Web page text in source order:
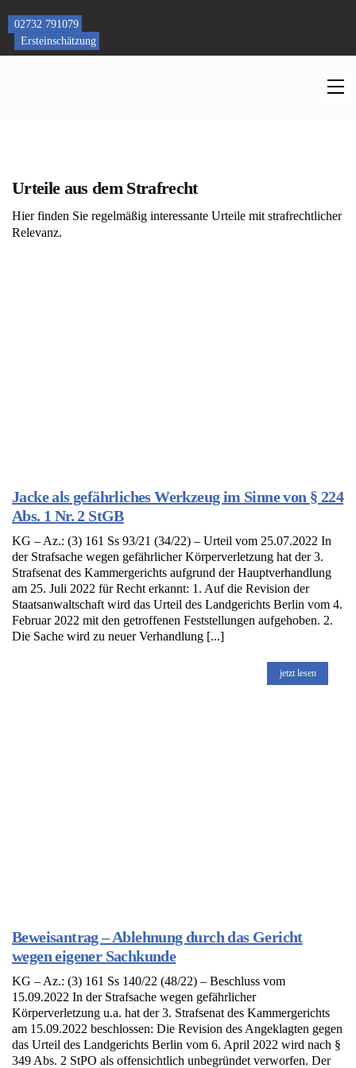
content
02732 791079
Ersteinschätzung
Urteile aus dem Strafrecht
Hier finden Sie regelmäßig interessante Urteile mit strafrechtlicher
Relevanz.
Jacke als gefährliches Werkzeug im Sinne von § 224
Abs. 1 Nr. 2 StGB
KG – Az.: (3) 161 Ss 93/21 (34/22) – Urteil vom 25.07.2022 In
der Strafsache wegen gefährlicher Körperverletzung hat der 3.
Strafsenat des Kammergerichts aufgrund der Hauptverhandlung
am 25. Juli 2022 für Recht erkannt: 1. Auf die Revision der
Staatsanwaltschaft wird das Urteil des Landgerichts Berlin vom 4.
Februar 2022 mit den getroffenen Feststellungen aufgehoben. 2.
Die Sache wird zu neuer Verhandlung [...]
jetzt lesen
Beweisantrag – Ablehnung durch das Gericht
wegen eigener Sachkunde
KG – Az.: (3) 161 Ss 140/22 (48/22) – Beschluss vom
15.09.2022 In der Strafsache wegen gefährlicher
Körperverletzung u.a. hat der 3. Strafsenat des Kammergerichts
am 15.09.2022 beschlossen: Die Revision des Angeklagten gegen
das Urteil des Landgerichts Berlin vom 6. April 2022 wird nach §
349 Abs. 2 StPO als offensichtlich unbegründet verworfen. Der